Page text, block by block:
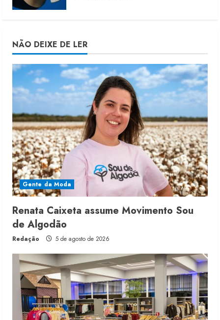
NÃO DEIXE DE LER
Gente da Moda
Renata Caixeta assume Movimento Sou
de Algodão
Redação 5 de agosto de 2026